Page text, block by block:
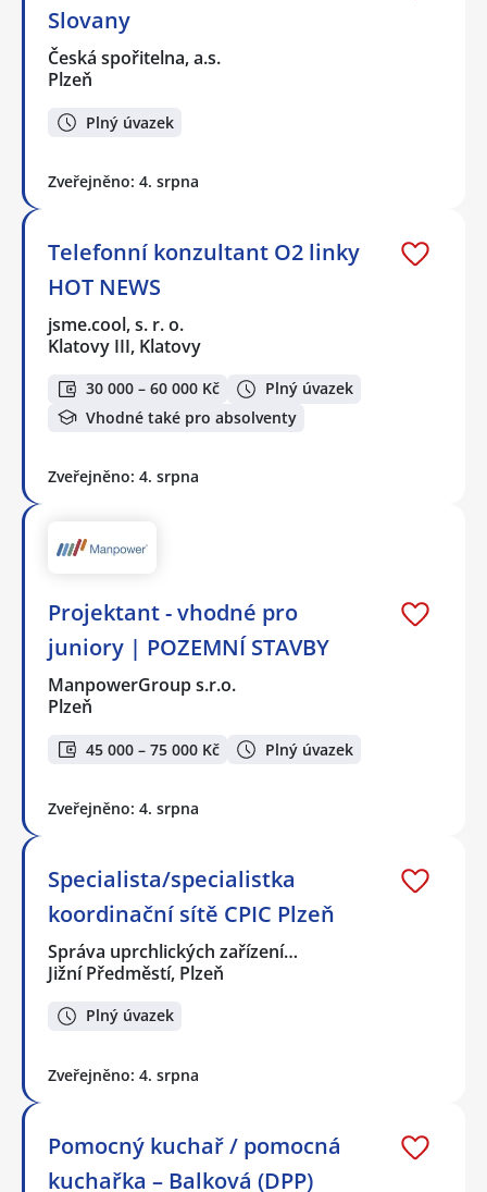
Slovany
Česká spořitelna, a.s.
Plzeň
Plný úvazek
Zveřejněno: 4. srpna
Telefonní konzultant O2 linky
HOT NEWS
jsme.cool, s. r. o.
Klatovy III, Klatovy
30 000 – 60 000 Kč
Plný úvazek
Vhodné také pro absolventy
Zveřejněno: 4. srpna
Projektant - vhodné pro
juniory | POZEMNÍ STAVBY
ManpowerGroup s.r.o.
Plzeň
45 000 – 75 000 Kč Plný úvazek
Zveřejněno: 4. srpna
Specialista/specialistka
koordinační sítě CPIC Plzeň
Správa uprchlických zařízení…
Jižní Předměstí, Plzeň
Plný úvazek
Zveřejněno: 4. srpna
Pomocný kuchař / pomocná
kuchařka – Balková (DPP)